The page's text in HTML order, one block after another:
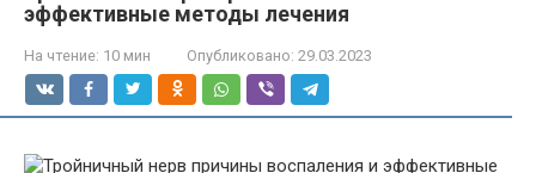
эффективные методы лечения
На чтение: 10 мин Опубликовано: 29.03.2023